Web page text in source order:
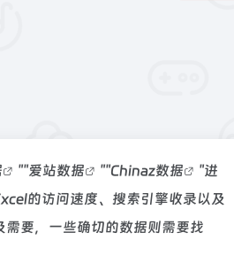
""爱站数据 ""Chinaz数据
"进
的访问速度、搜索引擎收录以及
要，一些确切的数据则需要找